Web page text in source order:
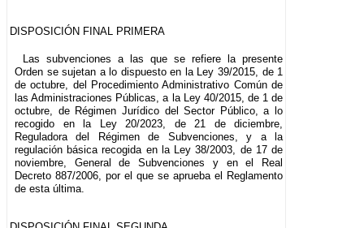
DISPOSICIÓN FINAL PRIMERA
Las subvenciones a las que se refiere la presente
Orden se sujetan a lo dispuesto en la Ley 39/2015, de 1
de octubre, del Procedimiento Administrativo Común de
las Administraciones Públicas, a la Ley 40/2015, de 1 de
octubre, de Régimen Jurídico del Sector Público, a lo
recogido en la Ley 20/2023, de 21 de diciembre,
Reguladora del Régimen de Subvenciones, y a la
regulación básica recogida en la Ley 38/2003, de 17 de
noviembre, General de Subvenciones y en el Real
Decreto 887/2006, por el que se aprueba el Reglamento
de esta última.